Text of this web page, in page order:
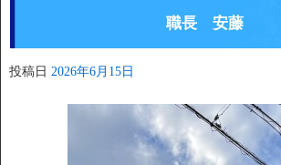
職長 安藤
投稿日 2026年6月15日